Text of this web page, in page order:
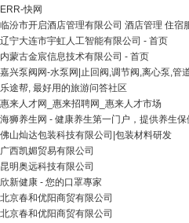
ERR-快网
临汾市开启酒店管理有限公司 酒店管理 住宿
辽宁大连市宇虹人工智能有限公司 - 首页
内蒙古金宸信息技术有限公司 - 首页
嘉兴泵阀网-水泵网|止回阀,调节阀,离心泵,管
乐途帮, 最好用的旅游问答社区
惠来人才网_惠来招聘网_惠来人才市场
海狮养生网 - 健康养生第一门户，提供养生
佛山灿达包装科技有限公司|包装材料研发
广西凯媚贸易有限公司
昆明奥远科技有限公司
欣新健康 - 您的口罩專家
北京春和优阳商贸有限公司
北京春和优阳商贸有限公司